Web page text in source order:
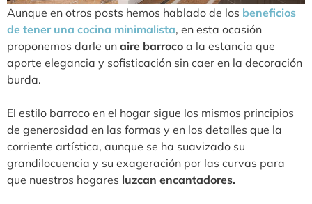
Aunque en otros posts hemos hablado de los beneficios
de tener una cocina minimalista, en esta ocasión
proponemos darle un aire barroco a la estancia que
aporte elegancia y sofisticación sin caer en la decoración
burda.
El estilo barroco en el hogar sigue los mismos principios
de generosidad en las formas y en los detalles que la
corriente artística, aunque se ha suavizado su
grandilocuencia y su exageración por las curvas para
que nuestros hogares luzcan encantadores.